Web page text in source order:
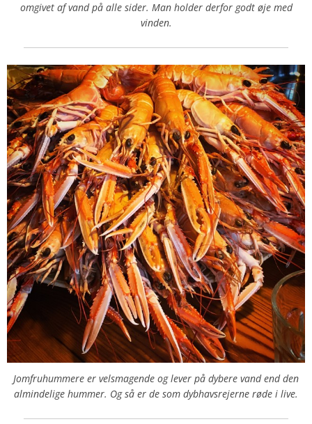
omgivet af vand på alle sider. Man holder derfor godt øje med
vinden.
Jomfruhummere er velsmagende og lever på dybere vand end den
almindelige hummer. Og så er de som dybhavsrejerne røde i live.